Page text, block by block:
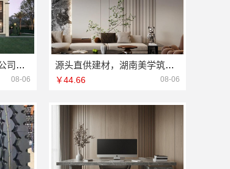
中蓝建投北京建设有限公司四川本地装修案例
08-06
源头直供建材，湖南美学筑家建材有限公司别墅装修定制美学空间
￥44.66 08-06